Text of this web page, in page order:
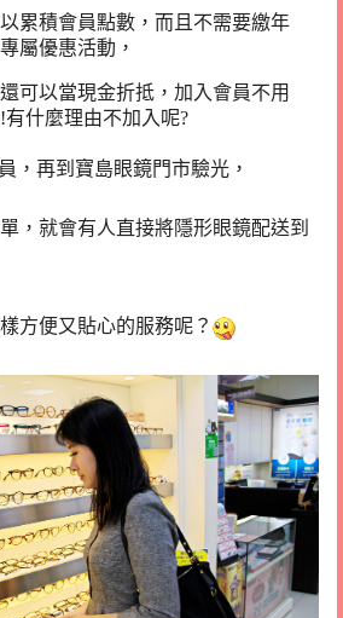
累積會員點數，而且不需要繳年
屬優惠活動，
可以當現金折抵，加入會員不用
什麼理由不加入呢?
，再到寶島眼鏡門市驗光，
，就會有人直接將隱形眼鏡配送到
方便又貼心的服務呢？